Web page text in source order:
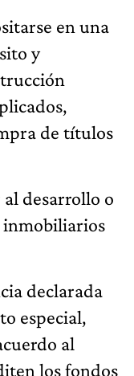
en una
y
de títulos
al desarrollo o
inmobiliarios
declarada
especial,
al
los fondos